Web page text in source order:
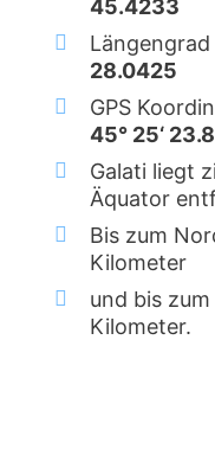
45.4233
28.0425
GPS
45° 25‘
Galati liegt
Äquator
Bis zum
Kilometer
und bis
Kilometer.